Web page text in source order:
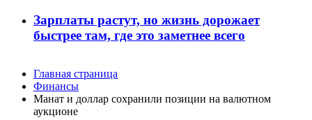
Зарплаты растут, но жизнь дорожает
быстрее там, где это заметнее всего
Главная страница
Финансы
Манат и доллар сохранили позиции на валютном
аукционе